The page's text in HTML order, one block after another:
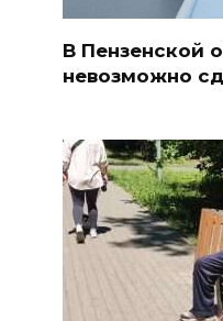
В Пензенской
невозможно